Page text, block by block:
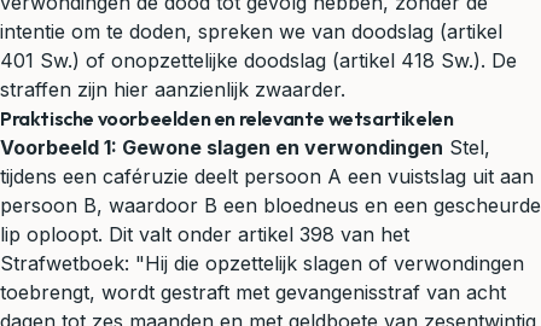
intentie om te doden, spreken we van doodslag (artikel
401 Sw.) of onopzettelijke doodslag (artikel 418 Sw.). De
straffen zijn hier aanzienlijk zwaarder.
Praktische voorbeelden en relevante wetsartikelen
Voorbeeld 1: Gewone slagen en verwondingen Stel,
tijdens een caféruzie deelt persoon A een vuistslag uit aan
persoon B, waardoor B een bloedneus en een gescheurde
lip oploopt. Dit valt onder artikel 398 van het
Strafwetboek: "Hij die opzettelijk slagen of verwondingen
toebrengt, wordt gestraft met gevangenisstraf van acht
dagen tot zes maanden en met geldboete van zesentwintig